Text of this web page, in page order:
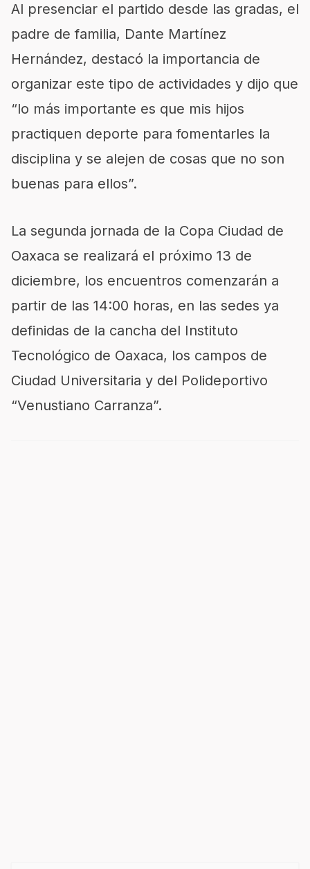
Al presenciar el partido desde las gradas, el
padre de familia, Dante Martínez
Hernández, destacó la importancia de
organizar este tipo de actividades y dijo que
“lo más importante es que mis hijos
practiquen deporte para fomentarles la
disciplina y se alejen de cosas que no son
buenas para ellos”.
La segunda jornada de la Copa Ciudad de
Oaxaca se realizará el próximo 13 de
diciembre, los encuentros comenzarán a
partir de las 14:00 horas, en las sedes ya
definidas de la cancha del Instituto
Tecnológico de Oaxaca, los campos de
Ciudad Universitaria y del Polideportivo
“Venustiano Carranza”.